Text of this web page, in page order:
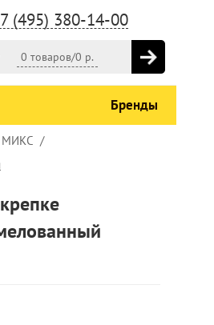
(495) 380-14-00
0 товаров/0 р.
Бренды
МИКС